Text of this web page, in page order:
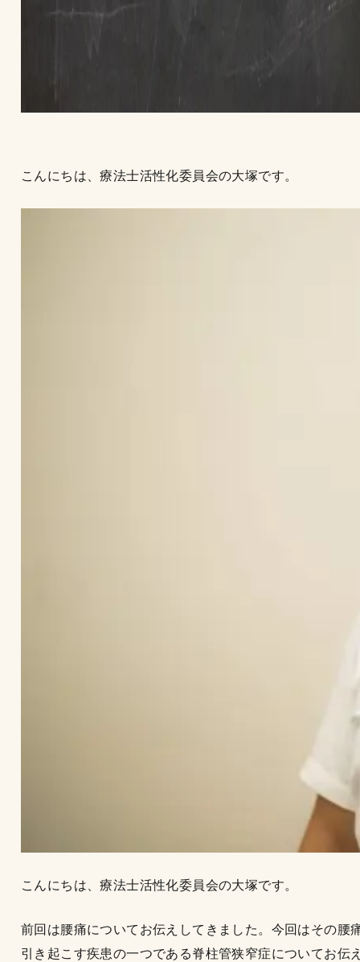
こんにちは、療法士活性化委員会の大塚です。
こんにちは、療法士活性化委員会の大塚です。
前回は腰痛についてお伝えしてきました。今回はその腰
引き起こす疾患の一つである脊柱管狭窄症についてお伝